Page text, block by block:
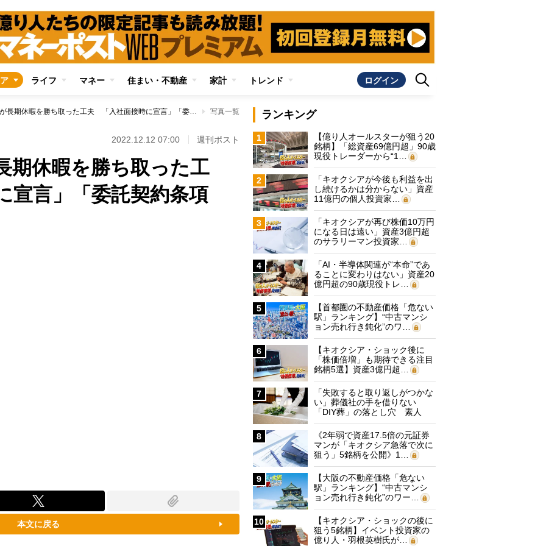
ライフ マネー 住まい・不動産 家計 トレンド ログイン
W杯現地観戦組が長期休暇を勝ち取った工夫 「入社面接時に宣言」「委託契約条項に“W杯”」 写真一覧
2022.12.12 07:00 週刊ポスト
期休暇を勝ち取った工
言」「委託契約条項
本文に戻る
ランキング
1
【億り人オールスターが狙う20
銘柄】「総資産69億円超」90歳
現役トレーダーから“1…
2
「キオクシアが今後も利益を出
し続けるかは分からない」資産
11億円の個人投資家…
3
「キオクシアが再び株価10万円
になる日は遠い」資産3億円超
のサラリーマン投資家…
4
「AI・半導体関連が“本命”であ
ることに変わりはない」資産20
億円超の90歳現役トレ…
5
【首都圏の不動産価格「危ない
駅」ランキング】“中古マンシ
ョン売れ行き鈍化”のワ…
6
【キオクシア・ショック後に
「株価倍増」も期待できる注目
銘柄5選】資産3億円超…
7
「失敗すると取り返しがつかな
い」葬儀社の手を借りない
「DIY葬」の落とし穴 素人
に…
8
《2年弱で資産17.5倍の元証券
マンが「キオクシア急落で次に
狙う」5銘柄を公開》1…
9
【大阪の不動産価格「危ない
駅」ランキング】“中古マンシ
ョン売れ行き鈍化”のワー…
10
【キオクシア・ショックの後に
狙う5銘柄】イベント投資家の
億り人・羽根英樹氏が…